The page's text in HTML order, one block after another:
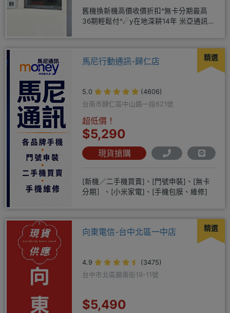
舊機換新機高價收價折扣^無卡分期最高
36期輕鬆付^☄y在地深耕14年 米亞通訊四
精選
馬尼行動通訊-歸仁店
5.0
(4606)
台南市歸仁區中山路一段621號
超低價！
$5,290
現貨搶購
[新機／二手機買賣]、[門號申裝]、[無卡
分期］、[小米家電]、[手機包膜、維修]
精選
向東電信-台中北區一中店
4.9
(3475)
台中市北區錦南街19-11號
$5,490